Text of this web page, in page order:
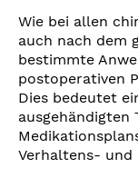
Wie bei allen
auch nach dem
bestimmte
postoperativen
Dies bedeutet
Verhaltens- und